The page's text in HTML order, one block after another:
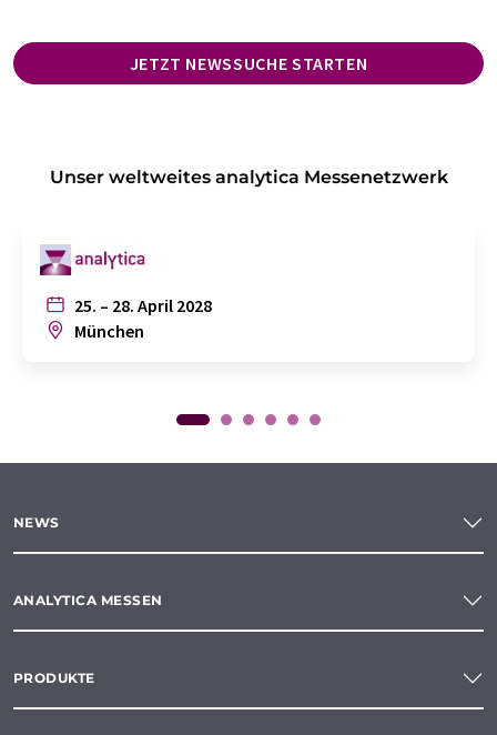
JETZT NEWSSUCHE STARTEN
Unser weltweites analytica Messenetzwerk
25. – 28. April 2028
München
NEWS
ANALYTICA MESSEN
PRODUKTE